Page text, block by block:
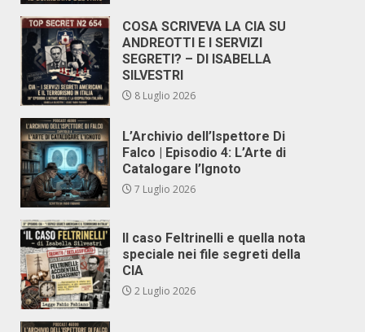
COSA SCRIVEVA LA CIA SU
ANDREOTTI E I SERVIZI
SEGRETI? – DI ISABELLA
SILVESTRI
8 Luglio 2026
L’Archivio dell’Ispettore Di
Falco | Episodio 4: L’Arte di
Catalogare l’Ignoto
7 Luglio 2026
Il caso Feltrinelli e quella nota
speciale nei file segreti della
CIA
2 Luglio 2026